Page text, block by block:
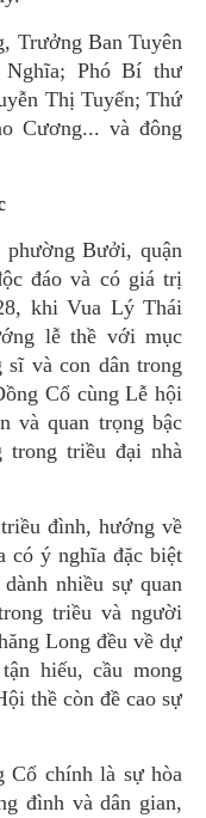
Trưởng Ban Tuyên
Nghĩa; Phó Bí thư
Thị Tuyến; Thứ
Cương... và đông
Bưởi, quận
đáo và có giá trị
khi Vua Lý Thái
lễ thề với mục
sĩ và con dân trong
Cổ cùng Lễ hội
và quan trọng bậc
trong triều đại nhà
đình, hướng về
có ý nghĩa đặc biệt
nhiều sự quan
triều và người
Long đều về dự
hiếu, cầu mong
thề còn đề cao sự
Cổ chính là sự hòa
đình và dân gian,